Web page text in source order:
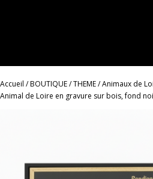
Accueil /BOUTIQUE/THEME/Animaux de
Animal de Loire en gravure sur bois, fond